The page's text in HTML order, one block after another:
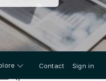
Contact Sign in